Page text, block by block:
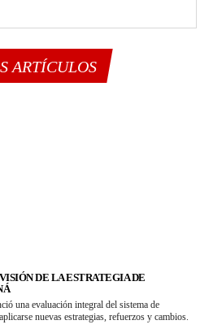
ARTÍCULOS
DE LA ESTRATEGIA DE
una evaluación integral del sistema de
nuevas estrategias, refuerzos y cambios.